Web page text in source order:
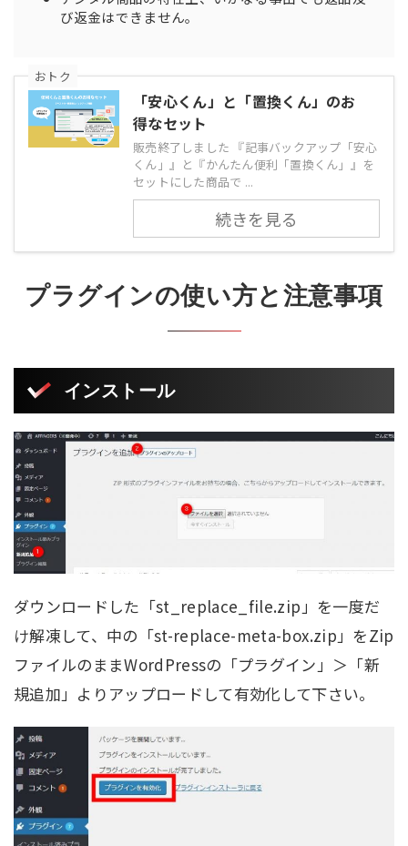
び返金はできません。
おトク
「安心くん」と「置換くん」のお
得なセット
販売終了しました 『記事バックアップ「安心
くん」』と『かんたん便利「置換くん」』を
セットにした商品で ...
続きを見る
プラグインの使い方と注意事項
インストール
ダウンロードした「st_replace_file.zip」を一度だ
け解凍して、中の「st-replace-meta-box.zip」をZip
ファイルのままWordPressの「プラグイン」＞「新
規追加」よりアップロードして有効化して下さい。